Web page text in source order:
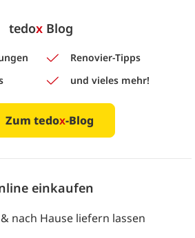
tedoxBlog
Renovier-Tipps
und vieles mehr!
Zum tedox-Blog
einkaufen
nach Hause liefern lassen